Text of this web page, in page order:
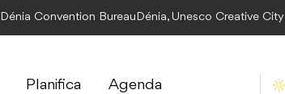
Dénia Convention Bureau Dénia, Unesco Creative City
Planifica Agenda